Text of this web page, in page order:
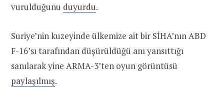
vurulduğunu duyurdu.
Suriye’nin kuzeyinde ülkemize ait bir SİHA’nın ABD
F-16’sı tarafından düşürüldüğü anı yansıttığı
sanılarak yine ARMA-3’ten oyun görüntüsü
paylaşılmış.